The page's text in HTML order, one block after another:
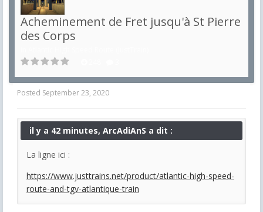
Acheminement de Fret jusqu'à St Pierre
des Corps
Posted September 23, 2020
il y a 42 minutes, ArcAdiAnS a dit :
La ligne ici :
https://www.justtrains.net/product/atlantic-high-speed-
route-and-tgv-atlantique-train